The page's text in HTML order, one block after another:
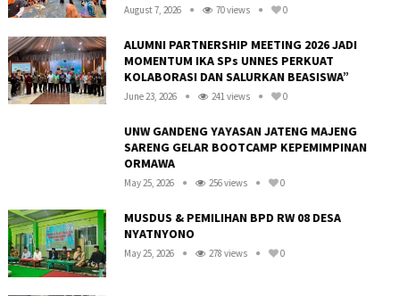
August 7, 2026 70 views 0
ALUMNI PARTNERSHIP MEETING 2026 JADI
MOMENTUM IKA SPs UNNES PERKUAT
KOLABORASI DAN SALURKAN BEASISWA”
June 23, 2026 241 views 0
UNW GANDENG YAYASAN JATENG MAJENG
SARENG GELAR BOOTCAMP KEPEMIMPINAN
ORMAWA
May 25, 2026 256 views 0
MUSDUS & PEMILIHAN BPD RW 08 DESA
NYATNYONO
May 25, 2026 278 views 0